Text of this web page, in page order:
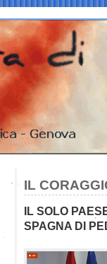
IL
IL SOLO
SPAGNA DI